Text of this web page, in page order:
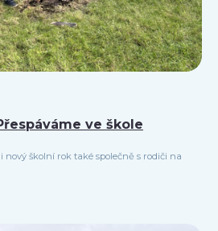
ve škole
nový školní rok také společně s rodiči na